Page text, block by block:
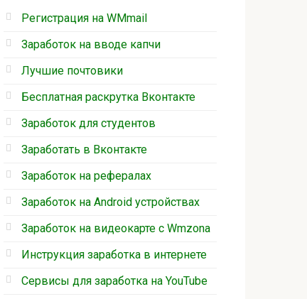
Регистрация на WMmail
Заработок на вводе капчи
Лучшие почтовики
Бесплатная раскрутка Вконтакте
Заработок для студентов
Заработать в Вконтакте
Заработок на рефералах
Заработок на Android устройствах
Заработок на видеокарте с Wmzona
Инструкция заработка в интернете
Cервисы для заработка на YouTube